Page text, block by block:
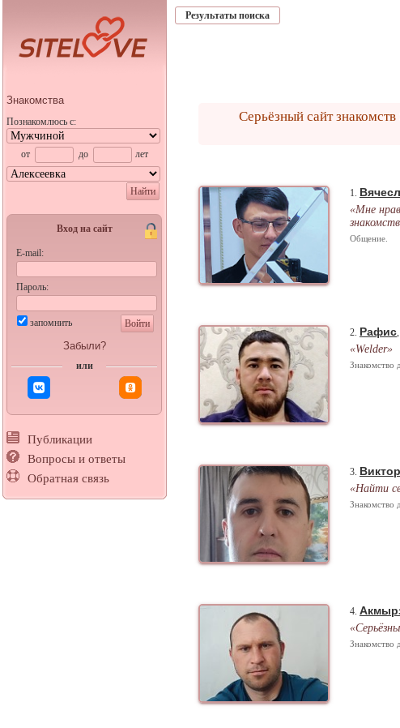
Знакомства
Познакомлюсь с:
от до лет
Найти
Вход на сайт
E-mail:
Пароль:
запомнить Войти
Забыли?
или
Публикации
Вопросы и ответы
Обратная связь
Результаты поиска
Серьёзный сайт
1.
«Мне
Общение.
2. Рафис
«Welder»
Знакомство
3. Виктор
«Найти
Знакомство
4.
Знакомство